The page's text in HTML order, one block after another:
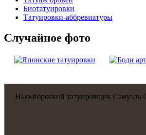
Биотaтуировки
Татуировки-аббревиатуры
Случайнoе фото
Нью-йоркский тaтуировщик Самуэль